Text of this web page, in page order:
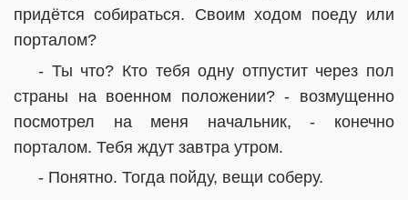
придётся собираться. Своим ходом поеду или
порталом?
- Ты что? Кто тебя одну отпустит через пол
страны на военном положении? - возмущенно
посмотрел на меня начальник, - конечно
порталом. Тебя ждут завтра утром.
- Понятно. Тогда пойду, вещи соберу.